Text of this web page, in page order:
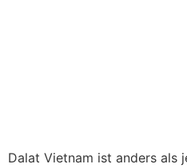
Dalat Vietnam ist anders